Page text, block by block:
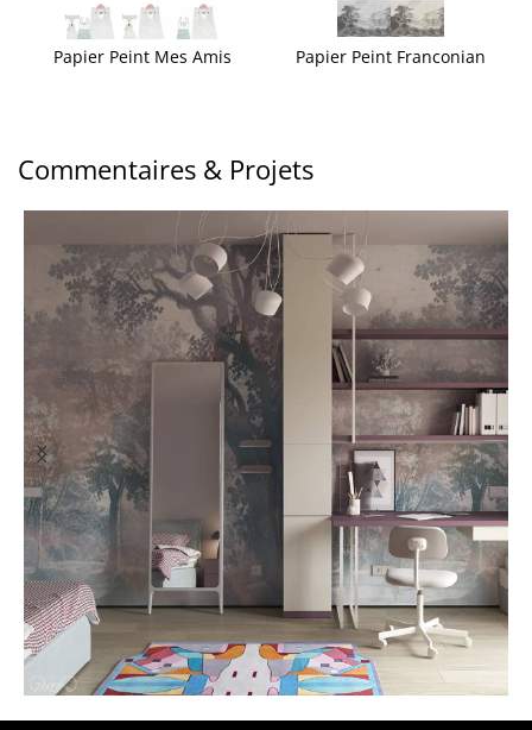
Papier Peint Mes Amis Papier Peint Franconian
Commentaires & Projets